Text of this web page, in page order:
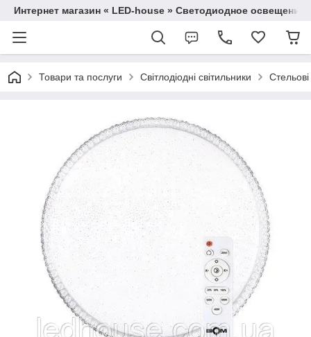
Интернет магазин « LED-house » Светодиодное освещение
Товари та послуги Світлодіодні світильники